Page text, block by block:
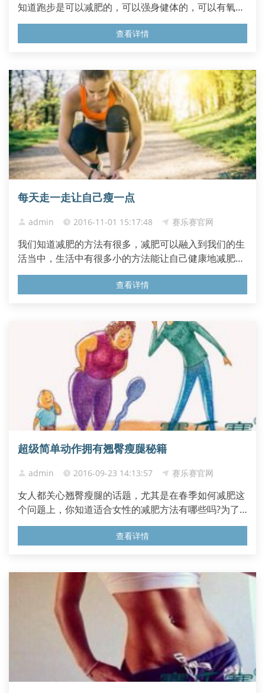
知道跑步是可以减肥的，可以强身健体的，可以有氧燃
脂。跟着小编来一起探索一下跑步还有什么大的学问。
跑步成了寒冬最热的燃脂运动，无论是工作日的晚上或
对就没法彻底燃...
查看详情
每天走一走让自己瘦一点
admin 2016-11-01 15:17:48 赛乐赛官网
我们知道减肥的方法有很多，减肥可以融入到我们的生
活当中，生活中有很多小的方法能让自己健康地减肥。
走路就是其中一种很好的减肥方法，只要我们能够坚持
走路减肥，那么就会有比较好的效果。 走路是每个人每
查看详情
超级简单动作拥有翘臀瘦腿秘籍
admin 2016-09-23 14:13:57 赛乐赛官网
女人都关心翘臀瘦腿的话题，尤其是在春季如何减肥这
个问题上，你知道适合女性的减肥方法有哪些吗?为了
让大家掌握比较健康的有氧减肥动作，简单给大家介绍
几个运动减肥法。 翘臀瘦腿简单动作有哪些呢?运动可
1、翘臀运动减肥...
查看详情